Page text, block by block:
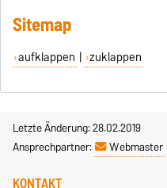
Sitemap
aufklappen | zuklappen
Letzte Änderung: 28.02.2019
Ansprechpartner:
Webmaster
KONTAKT